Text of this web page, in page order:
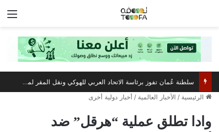
سلطنة عُمان تفوز برئاسة الاتحاد العربي للهوكي ونقل المقر لمسقط
الرئيسية / الأخبار العالمية / أخبار دولية أخرى
وادا تطلق عملية “هرقل” ضد